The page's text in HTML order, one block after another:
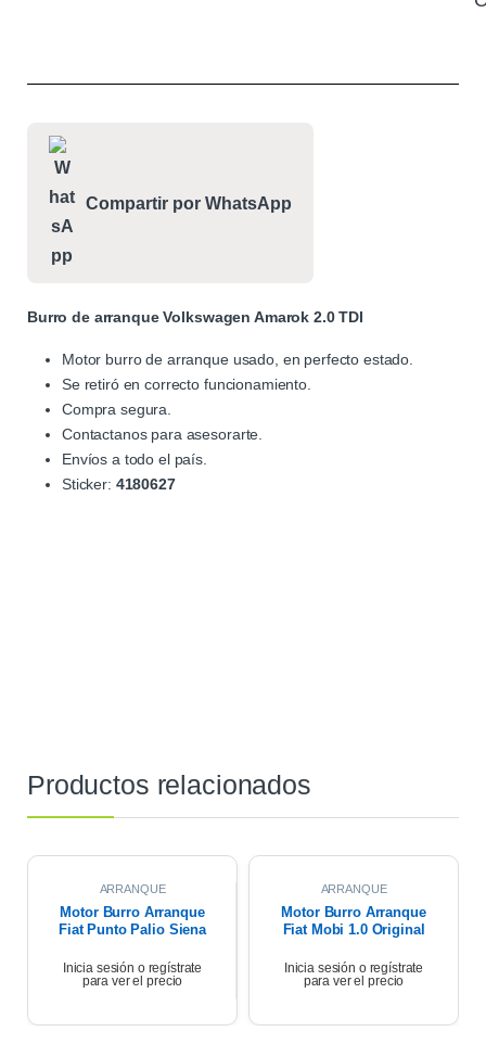
Compartir por WhatsApp
Burro de arranque Volkswagen Amarok 2.0 TDI
Motor burro de arranque usado, en perfecto estado.
Se retiró en correcto funcionamiento.
Compra segura.
Contactanos para asesorarte.
Envíos a todo el país.
Sticker: 4180627
Productos relacionados
ARRANQUE
Motor Burro Arranque
Fiat Punto Palio Siena
Inicia sesión o regístrate
para ver el precio
ARRANQUE
Motor Burro Arranque
Fiat Mobi 1.0 Original
Inicia sesión o regístrate
para ver el precio